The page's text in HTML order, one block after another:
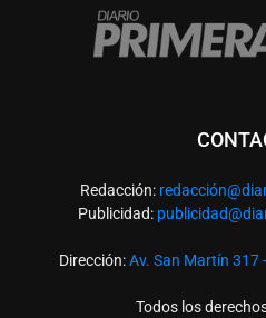
Redacción: redacció
Publicidad:
Dirección:Av. San Martín 317
Todos los